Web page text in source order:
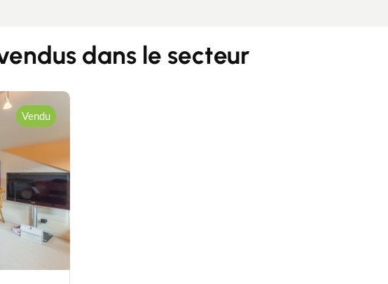
dans le secteur
Vendu